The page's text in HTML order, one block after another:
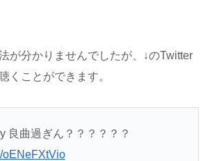
が分かりませんでしたが、↓のTwitter
くことができます。
良曲過ぎん？？？？？？
oENeFXtVio